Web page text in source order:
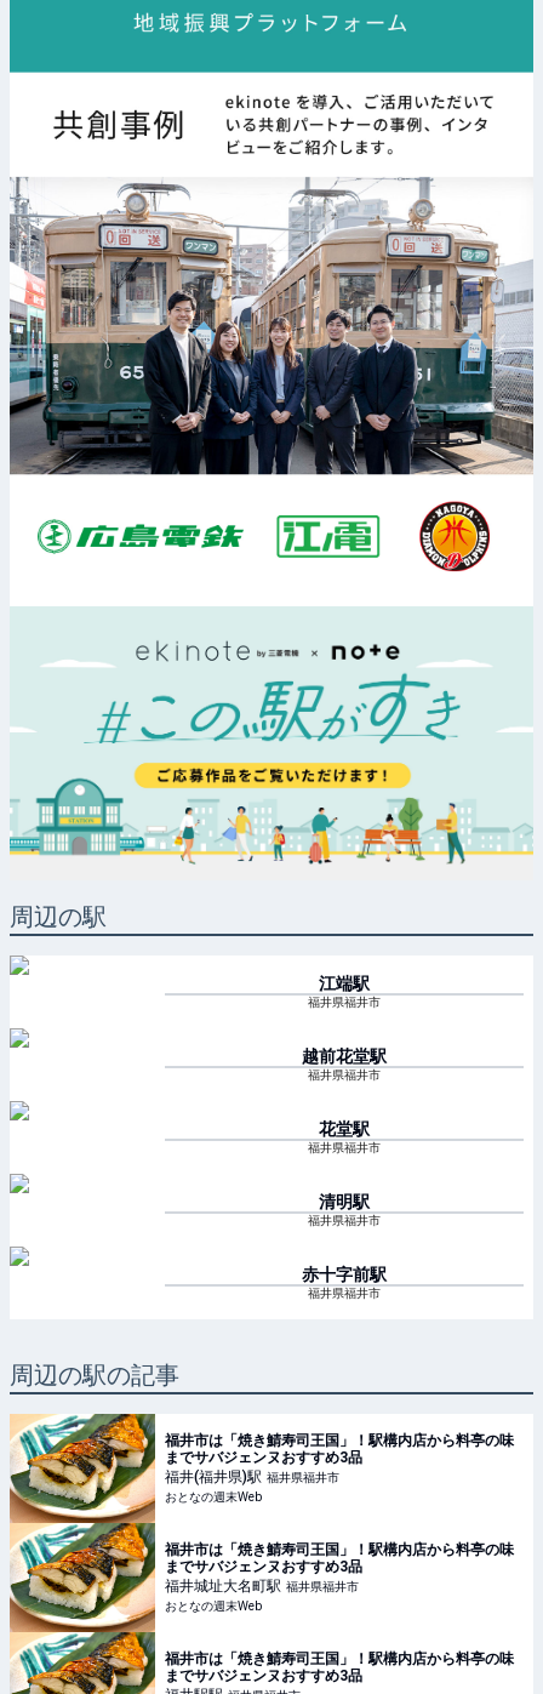
周辺の駅
江端駅
福井県福井市
越前花堂駅
福井県福井市
花堂駅
福井県福井市
清明駅
福井県福井市
赤十字前駅
福井県福井市
周辺の駅の記事
福井市は「焼き鯖寿司王国」！駅構内店から料亭の味
までサバジェンヌおすすめ3品
福井(福井県)駅 福井県福井市
おとなの週末Web
福井市は「焼き鯖寿司王国」！駅構内店から料亭の味
までサバジェンヌおすすめ3品
福井城址大名町駅 福井県福井市
おとなの週末Web
福井市は「焼き鯖寿司王国」！駅構内店から料亭の味
までサバジェンヌおすすめ3品